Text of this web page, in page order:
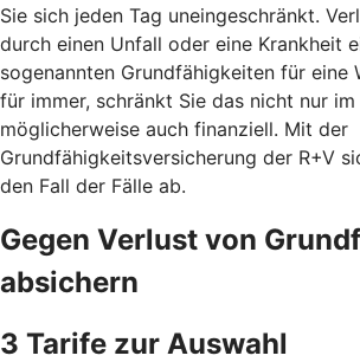
Sie sich jeden Tag uneingeschränkt.
durch einen Unfall oder eine Krankheit
sogenannten Grundfähigkeiten für eine
für immer, schränkt Sie das nicht nur
möglicherweise auch finanziell. Mit der
Grundfähigkeitsversicherung der R+V
den Fall der Fälle ab.
Gegen Verlust von
absichern
3 Tarife zur Auswahl